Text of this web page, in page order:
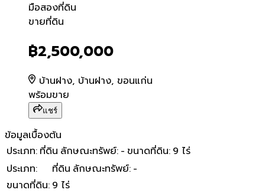
มือสองที่ดิน
ขายที่ดิน
ขายที่ดิน
฿2,500,000
บ้านฝาง, บ้านฝาง, ขอนแก่น
พร้อมขาย
แชร์
ข้อมูลเบื้องต้น
ประเภท: ที่ดิน ลักษณะทรัพย์: - ขนาดที่ดิน: 9 ไร่
ประเภท: ที่ดิน ลักษณะทรัพย์: -
ขนาดที่ดิน: 9 ไร่